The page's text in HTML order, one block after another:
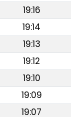
19:16
19:14
19:13
19:12
19:10
19:09
19:07